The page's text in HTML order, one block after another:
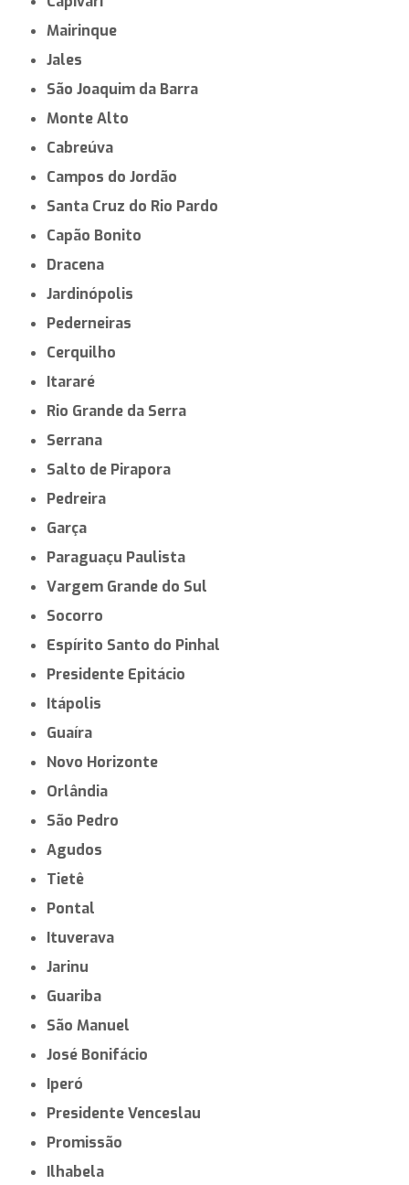
Mairinque
Jales
São Joaquim da Barra
Monte Alto
Cabreúva
Campos do Jordão
Santa Cruz do Rio Pardo
Capão Bonito
Dracena
Jardinópolis
Pederneiras
Cerquilho
Itararé
Rio Grande da Serra
Serrana
Salto de Pirapora
Pedreira
Garça
Paraguaçu Paulista
Vargem Grande do Sul
Socorro
Espírito Santo do Pinhal
Presidente Epitácio
Itápolis
Guaíra
Novo Horizonte
Orlândia
São Pedro
Agudos
Tietê
Pontal
Ituverava
Jarinu
Guariba
São Manuel
José Bonifácio
Iperó
Presidente Venceslau
Promissão
Ilhabela